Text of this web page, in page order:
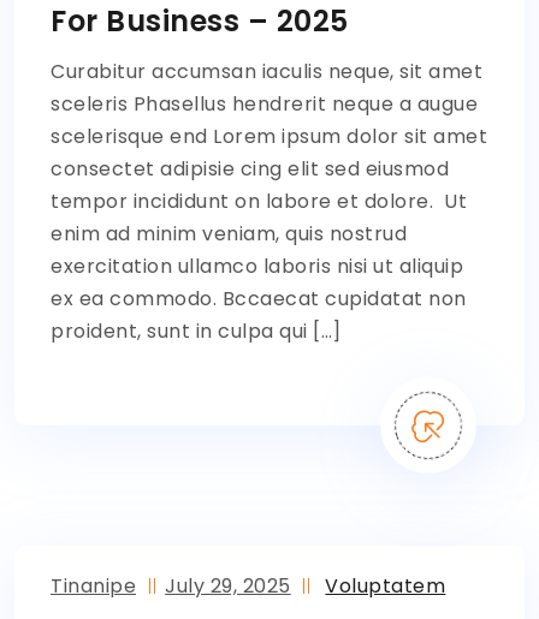
For Business – 2025
Curabitur accumsan iaculis neque, sit amet
sceleris Phasellus hendrerit neque a augue
scelerisque end Lorem ipsum dolor sit amet
consectet adipisie cing elit sed eiusmod
tempor incididunt on labore et dolore. Ut
enim ad minim veniam, quis nostrud
exercitation ullamco laboris nisi ut aliquip
ex ea commodo. Bccaecat cupidatat non
proident, sunt in culpa qui […]
Tinanipe July 29, 2025 Voluptatem